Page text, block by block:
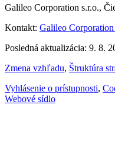
Galileo Corporation s.r.o.,
Kontakt: Galileo Corporation
Posledná aktualizácia: 9. 8.
Zmena vzhľadu, Štruktúra
Vyhlásenie o prístupnosti,
Webové sídlo